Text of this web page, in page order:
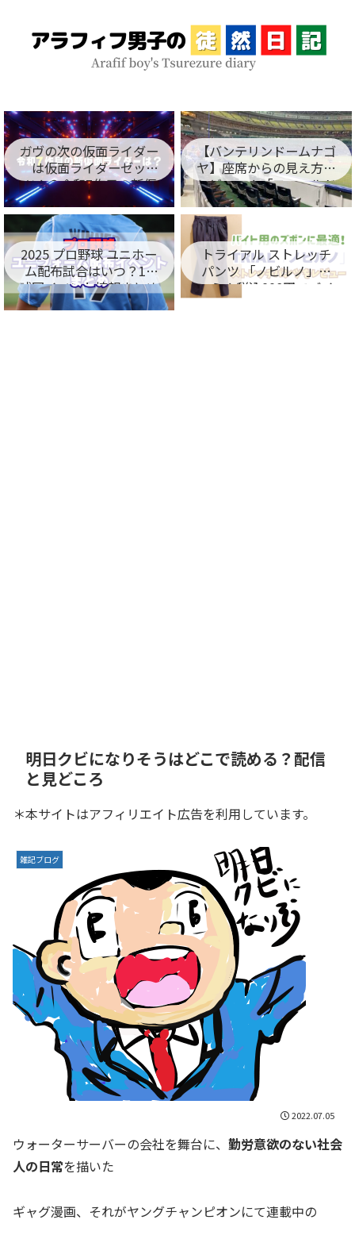
ガヴの次の仮面ライダー
は仮面ライダーゼッ
ツ！？令和7作目の新仮
面ライダー名が判明！
【バンテリンドームナゴ
ヤ】座席からの見え方を
レビュー！「フィールド
シート編」
2025 プロ野球 ユニホー
ム配布試合はいつ？12
球団イベント情報まとめ
トライアル ストレッチ
パンツ 「ノビルノ」口
コミ！税込998円でバイ
ト用のズボンに最適！
明日クビになりそうはどこで読める？配信
と見どころ
＊本サイトはアフィリエイト広告を利用しています。
雑記ブログ
2022.07.05
ウォーターサーバーの会社を舞台に、 勤労意欲のない社会
人の日常を描いた
ギャグ漫画、それがヤングチャンピオンにて連載中の